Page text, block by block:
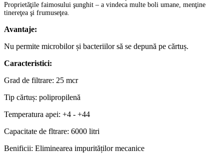
Proprietăţile faimosului şunghit – a vindeca multe boli umane, menţine
tinereţea şi frumuseţea.
Avantaje:
Nu permite microbilor și bacteriilor să se depună pe cărtuș.
Caracteristici:
Grad de filtrare: 25 mcr
Tip cărtuș: polipropilenă
Temperatura apei: +4 - +44
Capacitate de fltrare: 6000 litri
Benificii: Eliminearea impurităților mecanice